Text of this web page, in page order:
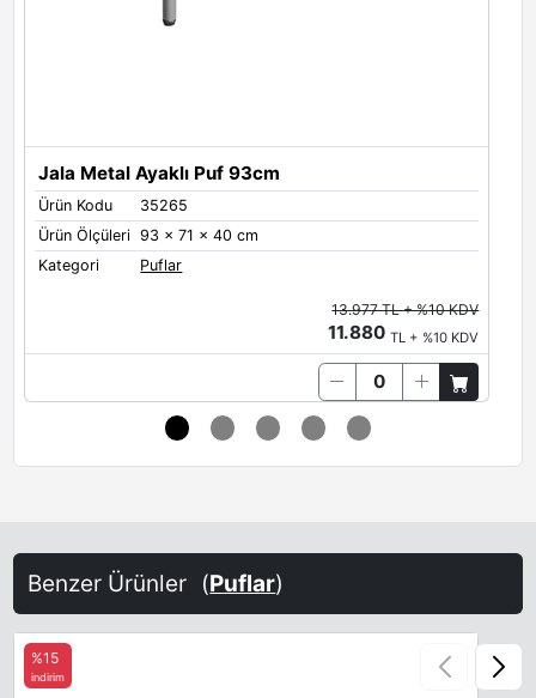
Jala Metal Ayaklı Puf 93cm
Ürün Kodu
35265
Ürün Ölçüleri 93 x 71 x 40 cm
Kategori
Puflar
13.977 TL + %10 KDV
11.880TL + %10 KDV
Benzer Ürünler (Puflar)
%15
indirim